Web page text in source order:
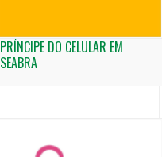
PRÍNCIPE DO CELULAR EM
SEABRA